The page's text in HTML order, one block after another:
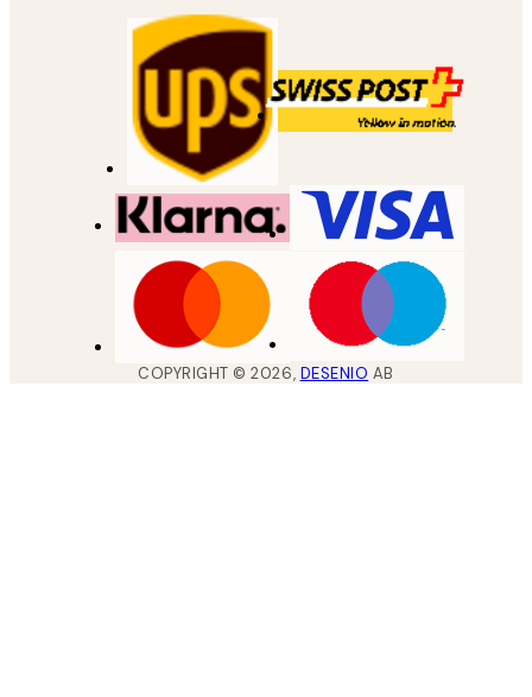
COPYRIGHT ©2026, DESENIO AB